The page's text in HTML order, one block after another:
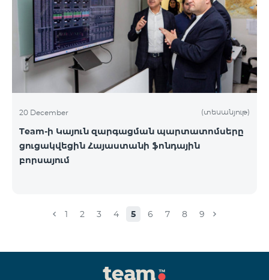
20 December (տեսանյութ)
Team-ի Կայուն զարգացման պարտատոմսերը
ցուցակվեցին Հայաստանի ֆոնդային
բորսայում
1 2 3 4 5 6 7 8 9